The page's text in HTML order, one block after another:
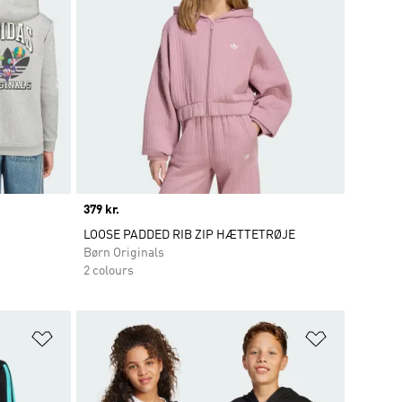
Price
379 kr.
LOOSE PADDED RIB ZIP HÆTTETRØJE
Børn Originals
2 colours
Føj til ønskeliste